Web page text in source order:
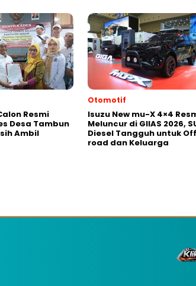
Resmi
Desa Tambun
Ambil
Otomotif
Isuzu New mu-X 4×4
Meluncur di GIIAS 2026,
Diesel Tangguh untuk
road dan Keluarga